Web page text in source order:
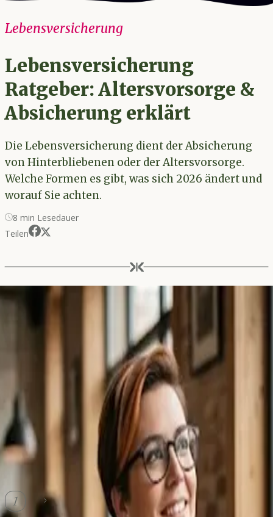
Lebensversicherung
Lebensversicherung
Ratgeber: Altersvorsorge &
Absicherung erklärt
Die Lebensversicherung dient der Absicherung
von Hinterbliebenen oder der Altersvorsorge.
Welche Formen es gibt, was sich 2026 ändert und
worauf Sie achten.
8 min Lesedauer
Teilen
Finanzleser-Redaktion.
Verantwortlich für den Inhalt: Finconext GmbH, Frankfurt am Main.
Unsere Inhalte entstehen mit KI-Unterstützung und werden vor
Veröffentlichung redaktionell geprüft.
Inhaltsverzeichnis
1
Lebensversicherung 2026: Der umfassende